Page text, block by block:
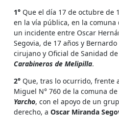
1° Que el día 17 de octubre de
en la vía pública, en la
un incidente entre Oscar
Segovia, de 17 años y
cirujano y Oficial de Sanidad
Carabineros de Melipilla.
2° Que, tras lo ocurrido, frente
Miguel N° 760 de la comuna
Yarcho, con el apoyo de un
derecho, a Oscar Miranda